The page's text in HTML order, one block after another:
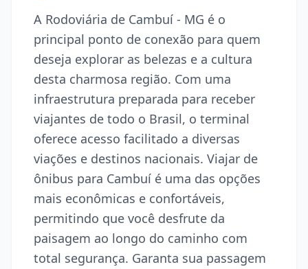
A Rodoviária de Cambuí - MG é o
principal ponto de conexão para quem
deseja explorar as belezas e a cultura
desta charmosa região. Com uma
infraestrutura preparada para receber
viajantes de todo o Brasil, o terminal
oferece acesso facilitado a diversas
viações e destinos nacionais. Viajar de
ônibus para Cambuí é uma das opções
mais econômicas e confortáveis,
permitindo que você desfrute da
paisagem ao longo do caminho com
total segurança. Garanta sua passagem